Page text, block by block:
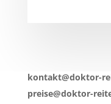
kontakt@doktor-
preise@doktor-